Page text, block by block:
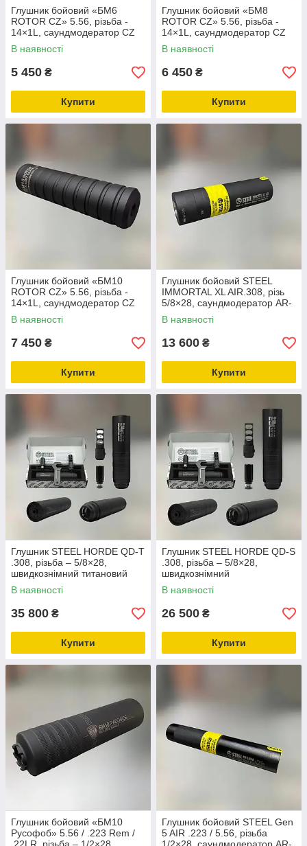
Глушник бойовий «БМ6
ROTOR CZ» 5.56, різьба -
14×1L, саундмодератор CZ
Bren 2 5.56
В наявності
5 450 ₴
Купити
Глушник бойовий «БМ8
ROTOR CZ» 5.56, різьба -
14×1L, саундмодератор CZ
Bren 2 5.56
В наявності
6 450 ₴
Купити
Глушник бойовий «БМ10
ROTOR CZ» 5.56, різьба -
14×1L, саундмодератор CZ
Bren 2 5.56
В наявності
7 450 ₴
Купити
Глушник бойовий STEEL
IMMORTAL XL AIR.308, різь
5/8×28, саундмодератор AR-
10 (053.000.000-104)
В наявності
13 600 ₴
Купити
Глушник STEEL HORDE QD-T
.308, різьба – 5/8×28,
швидкознімний титановий
саундмодератор
В наявності
35 800 ₴
Купити
Глушник STEEL HORDE QD-S
.308, різьба – 5/8×28,
швидкознімний
саундмодератор, ПБС
В наявності
26 500 ₴
Купити
Глушник бойовий «БМ10
Русофоб» 5.56 / .223 Rem /
Глушник бойовий STEEL Gen
5 AIR .223 / 5.56, різьба